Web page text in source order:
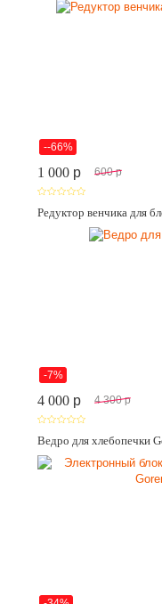
--66%
1 000 p 600 p
Редуктор венчика для
-7%
4 000 p 4 300 p
Ведро для хлебопечки